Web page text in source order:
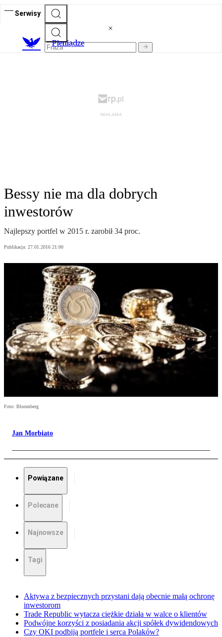
Serwisy
Pieniądze
Bessy nie ma dla dobrych
inwestorów
Najlepszy portfel w 2015 r. zarobił 34 proc.
Publikacja: 27.01.2016 21:00
Foto: Bloomberg
Jan Morbiato
Powiązane
Polecane
Najnowsze
Tagi
Aktywa z bezpiecznych przystani dają obecnie małą ochronę
inwestorom
Trade Republic wytacza ciężkie działa w walce o klientów
Podwójne korzyści z posiadania akcji spółek dywidendowych
Czy OKI podbiją portfele i serca Polaków?